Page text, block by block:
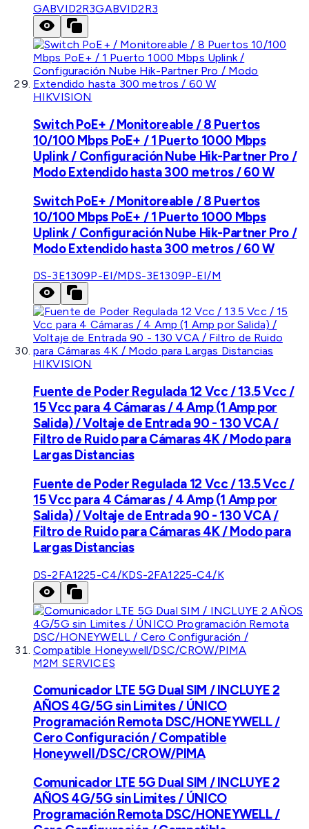
GABVID2R3GABVID2R3
HIKVISION
Switch PoE+ / Monitoreable / 8 Puertos
10/100 Mbps PoE+ / 1 Puerto 1000 Mbps
Uplink / Configuración Nube Hik-Partner Pro /
Modo Extendido hasta 300 metros / 60 W
Switch PoE+ / Monitoreable / 8 Puertos
10/100 Mbps PoE+ / 1 Puerto 1000 Mbps
Uplink / Configuración Nube Hik-Partner Pro /
Modo Extendido hasta 300 metros / 60 W
DS-3E1309P-EI/MDS-3E1309P-EI/M
HIKVISION
Fuente de Poder Regulada 12 Vcc / 13.5 Vcc /
15 Vcc para 4 Cámaras / 4 Amp (1 Amp por
Salida) / Voltaje de Entrada 90 - 130 VCA /
Filtro de Ruido para Cámaras 4K / Modo para
Largas Distancias
Fuente de Poder Regulada 12 Vcc / 13.5 Vcc /
15 Vcc para 4 Cámaras / 4 Amp (1 Amp por
Salida) / Voltaje de Entrada 90 - 130 VCA /
Filtro de Ruido para Cámaras 4K / Modo para
Largas Distancias
DS-2FA1225-C4/KDS-2FA1225-C4/K
M2M SERVICES
Comunicador LTE 5G Dual SIM / INCLUYE 2
AÑOS 4G/5G sin Limites / ÚNICO
Programación Remota DSC/HONEYWELL /
Cero Configuración / Compatible
Honeywell/DSC/CROW/PIMA
Comunicador LTE 5G Dual SIM / INCLUYE 2
AÑOS 4G/5G sin Limites / ÚNICO
Programación Remota DSC/HONEYWELL /